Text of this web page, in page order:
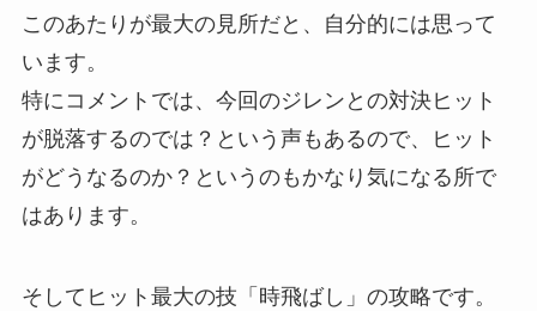
このあたりが最大の見所だと、自分的には思って
います。
特にコメントでは、今回のジレンとの対決ヒット
が脱落するのでは？という声もあるので、ヒット
がどうなるのか？というのもかなり気になる所で
はあります。
そしてヒット最大の技「時飛ばし」の攻略です。